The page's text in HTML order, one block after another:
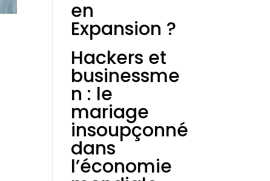
en
Expansion ?
Hackers et
businessme
n : le
mariage
insoupçonné
dans
l’économie